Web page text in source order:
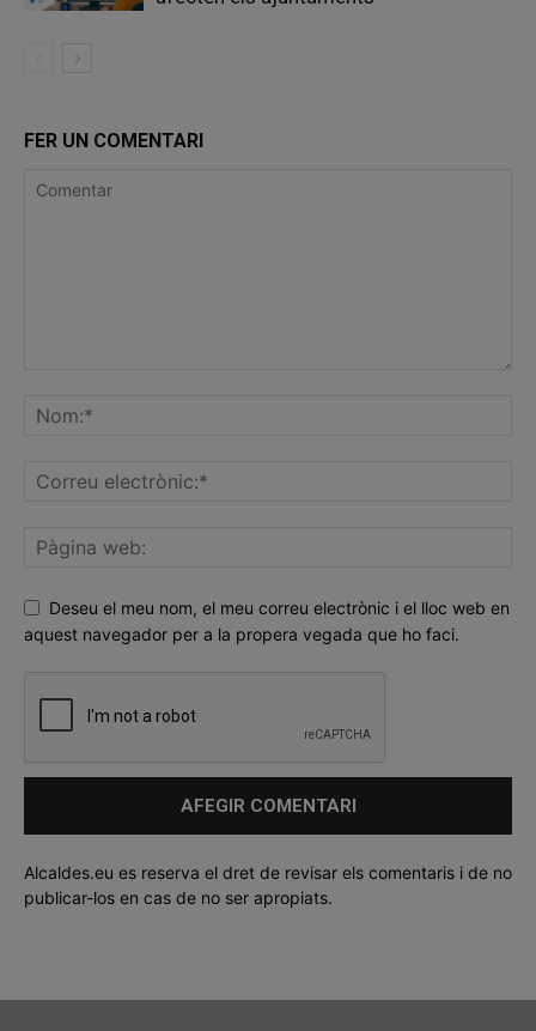
FER UN COMENTARI
Deseu el meu nom, el meu correu electrònic i el lloc web en
aquest navegador per a la propera vegada que ho faci.
Alcaldes.eu es reserva el dret de revisar els comentaris i de no
publicar-los en cas de no ser apropiats.